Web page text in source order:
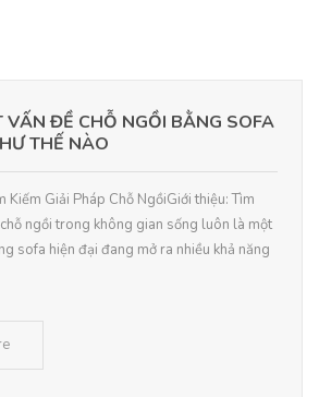
VẤN ĐỀ CHỖ NGỒI BẰNG SOFA
THẾ NÀO
Kiếm Giải Pháp Chỗ NgồiGiới thiệu: Tìm
ngồi trong không gian sống luôn là một
sofa hiện đại đang mở ra nhiều khả năng